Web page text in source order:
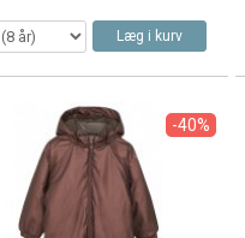
Læg i kurv
-40%